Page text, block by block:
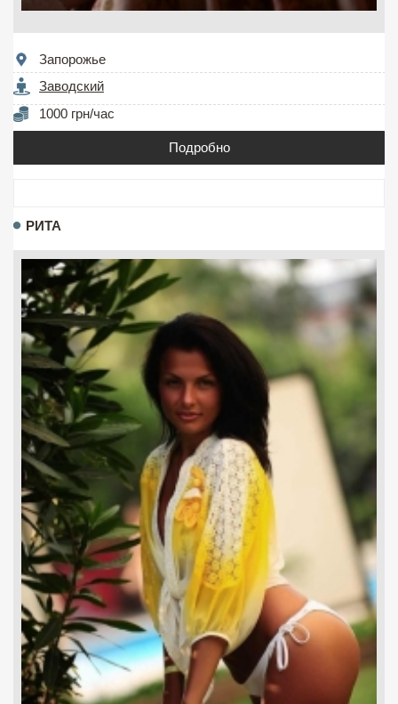
Запорожье
Заводский
1000 грн/час
Подробно
РИТА